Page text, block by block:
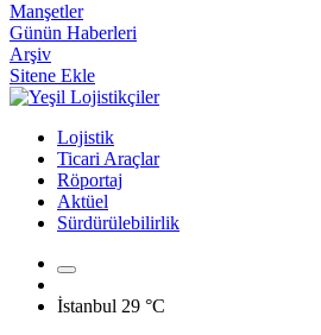
Manşetler
Günün Haberleri
Arşiv
Sitene Ekle
Lojistik
Ticari Araçlar
Röportaj
Aktüel
Sürdürülebilirlik
İstanbul 29 °C